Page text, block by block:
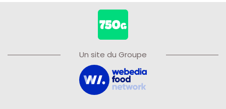
Un site du Groupe